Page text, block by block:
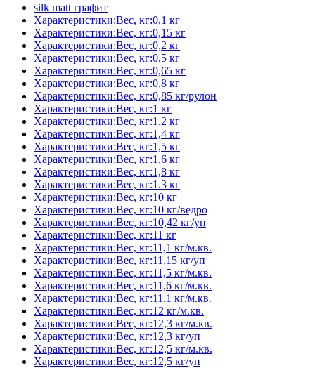
silk matt графит
Характеристики:Вес, кг:0,1 кг
Характеристики:Вес, кг:0,15 кг
Характеристики:Вес, кг:0,2 кг
Характеристики:Вес, кг:0,5 кг
Характеристики:Вес, кг:0,65 кг
Характеристики:Вес, кг:0,8 кг
Характеристики:Вес, кг:0,85 кг/рулон
Характеристики:Вес, кг:1 кг
Характеристики:Вес, кг:1,2 кг
Характеристики:Вес, кг:1,4 кг
Характеристики:Вес, кг:1,5 кг
Характеристики:Вес, кг:1,6 кг
Характеристики:Вес, кг:1,8 кг
Характеристики:Вес, кг:1.3 кг
Характеристики:Вес, кг:10 кг
Характеристики:Вес, кг:10 кг/ведро
Характеристики:Вес, кг:10,42 кг/уп
Характеристики:Вес, кг:11 кг
Характеристики:Вес, кг:11,1 кг/м.кв.
Характеристики:Вес, кг:11,15 кг/уп
Характеристики:Вес, кг:11,5 кг/м.кв.
Характеристики:Вес, кг:11,6 кг/м.кв.
Характеристики:Вес, кг:11.1 кг/м.кв.
Характеристики:Вес, кг:12 кг/м.кв.
Характеристики:Вес, кг:12,3 кг/м.кв.
Характеристики:Вес, кг:12,3 кг/уп
Характеристики:Вес, кг:12,5 кг/м.кв.
Характеристики:Вес, кг:12,5 кг/уп